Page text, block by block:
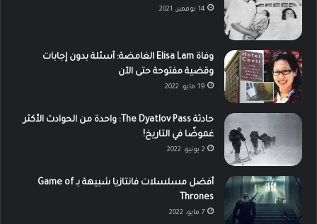
14 نوفمبر، 2021
وفاة Elisa Lam الغامضة: أسئلة بدون إجابات
وقضية مفتوحة حتى الآن
19 مايو، 2022
حادثة The Dyatlov Pass: واحدة من الحوادث الأكثر
غموضًا في التاريخ!
2 يونيو، 2022
أفضل مسلسلات فانتازيا شبيهة بـ Game of
Thrones
7 مايو، 2022